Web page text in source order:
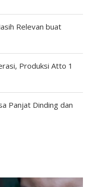
Relevan buat
Produksi Atto 1
Panjat Dinding dan